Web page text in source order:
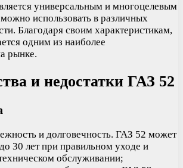
универсальным и многоцелевым
использовать в различных
Благодаря своим характеристикам,
одним из наиболее
рынке.
и недостатки ГАЗ 52
и долговечность. ГАЗ 52 может
30 лет при правильном уходе и
обслуживании;